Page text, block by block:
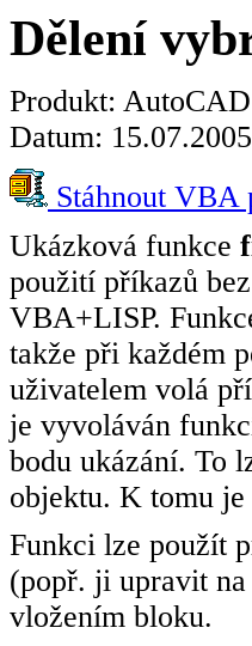
Dělení
Produkt:
Datum: 15.07.2005
Stáhnout
Ukázková funkce
použití příkazů
VBA+LISP.
takže při každém
uživatelem volá
je vyvoláván
bodu ukázání. To
objektu. K tomu
Funkci lze použít
(popř. ji upravit
vložením bloku.